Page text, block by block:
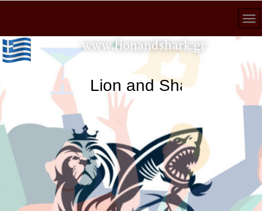
www.lionandshark.gr
Lion and Shark κάθε